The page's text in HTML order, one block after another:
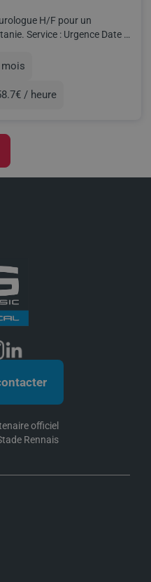
H/F pour un
Date :
société
/ heure
officiel
Rennais